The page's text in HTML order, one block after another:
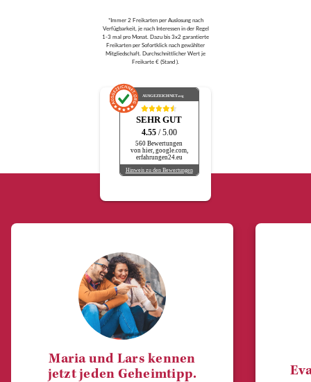
*Immer 2 Freikarten per Auslosung nach
Verfügbarkeit, je nach Interessen in der Regel
1-3 mal pro Monat. Dazu bis 3x2 garantierte
Freikarten per Sofortklick nach gewählter
Mitgliedschaft. Durchschnittlicher Wert je
Freikarte € (Stand ).
AUSGEZEICHNET.org
SEHR GUT
4.55 / 5.00
560 Bewertungen
von hier, google.com,
erfahrungen24.eu
Hinweis zu den Bewertungen
Maria und Lars kennen
jetzt jeden Geheimtipp.